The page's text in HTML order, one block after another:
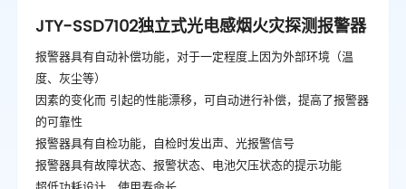
JTY-SSD7102独立式光电感烟火灾探测报警器
报警器具有自动补偿功能，对于一定程度上因为外部环境（温
度、灰尘等）
因素的变化而 引起的性能漂移，可自动进行补偿，提高了报警器
的可靠性
报警器具有自检功能，自检时发出声、光报警信号
报警器具有故障状态、报警状态、电池欠压状态的提示功能